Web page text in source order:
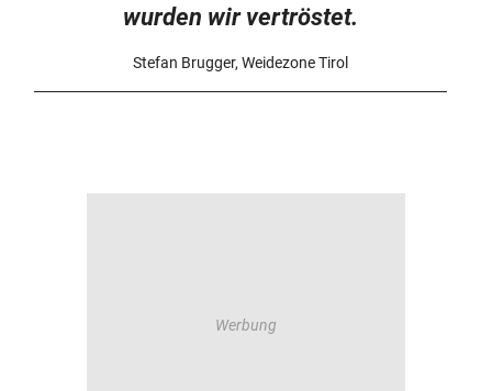
wurden wir vertröstet.
Stefan Brugger, Weidezone Tirol